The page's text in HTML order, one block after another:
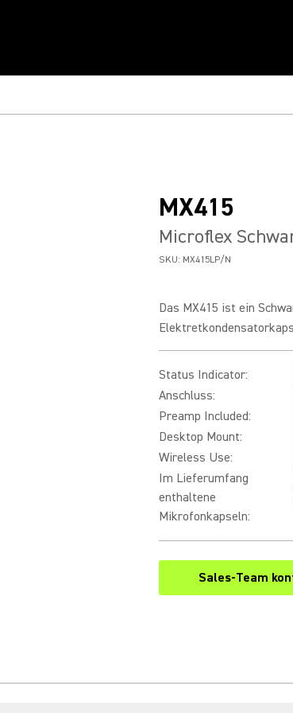
MX415
Microflex
SKU: MX415LP/N
Das MX415 ist ein
Status Indicator:
Anschluss:
Preamp Included:
Desktop Mount:
Wireless Use:
Im Lieferumfang
enthaltene
Mikrofonkapseln:
Sales-Team